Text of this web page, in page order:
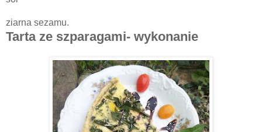
ziarna sezamu.
Tarta ze szparagami- wykonanie